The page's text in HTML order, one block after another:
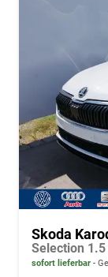
Skoda
sofort lieferbar